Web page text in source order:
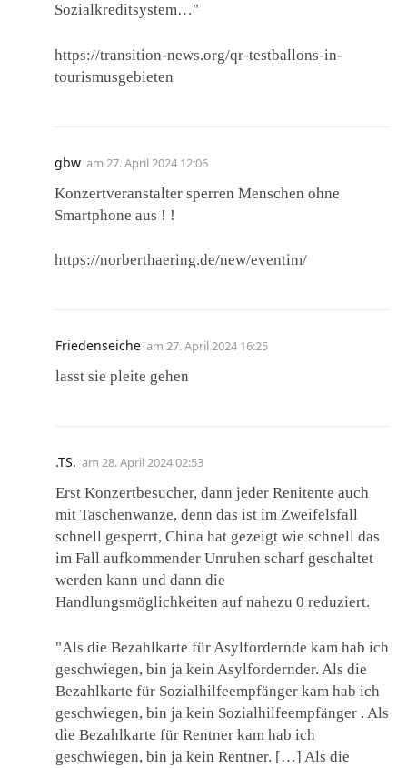
Sozialkreditsystem…"
https://transition-news.org/qr-testballons-in-
tourismusgebieten
gbw am 27. April 2024 12:06
Konzertveranstalter sperren Menschen ohne
Smartphone aus ! !
https://norberthaering.de/new/eventim/
Friedenseiche am 27. April 2024 16:25
lasst sie pleite gehen
.TS. am 28. April 2024 02:53
Erst Konzertbesucher, dann jeder Renitente auch
mit Taschenwanze, denn das ist im Zweifelsfall
schnell gesperrt, China hat gezeigt wie schnell das
im Fall aufkommender Unruhen scharf geschaltet
werden kann und dann die
Handlungsmöglichkeiten auf nahezu 0 reduziert.
"Als die Bezahlkarte für Asylfordernde kam hab ich
geschwiegen, bin ja kein Asylfordernder. Als die
Bezahlkarte für Sozialhilfeempfänger kam hab ich
geschwiegen, bin ja kein Sozialhilfeempfänger . Als
die Bezahlkarte für Rentner kam hab ich
geschwiegen, bin ja kein Rentner. […] Als die